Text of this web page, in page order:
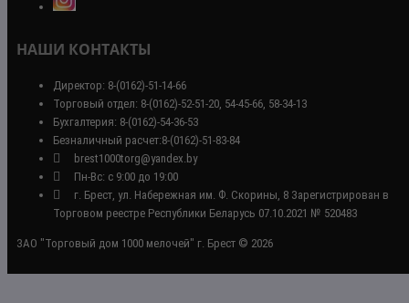
НАШИ КОНТАКТЫ
Директор: 8-(0162)-51-14-66
Торговый отдел: 8-(0162)-52-51-20, 54-45-66, 58-34-13
Бухгалтерия: 8-(0162)-54-36-53
Безналичный расчет:8-(0162)-51-83-84
brest1000torg@yandex.by
Пн-Вс: с 9:00 до 19:00
г. Брест, ул. Набережная им. Ф. Скорины, 8 Зарегистрирован в
Торговом реестре Республики Беларусь 07.10.2021 № 520483
ЗАО "Торговый дом 1000 мелочей" г. Брест © 2026